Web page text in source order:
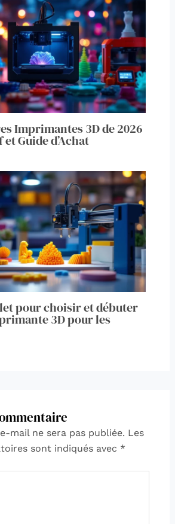
Imprimantes 3D de 2026
Guide d’Achat
pour choisir et débuter
3D pour les
mail ne sera pas publiée. Les
sont indiqués avec *